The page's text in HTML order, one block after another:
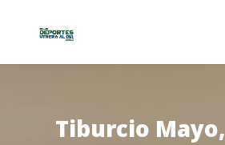
Tiburcio Mayo,